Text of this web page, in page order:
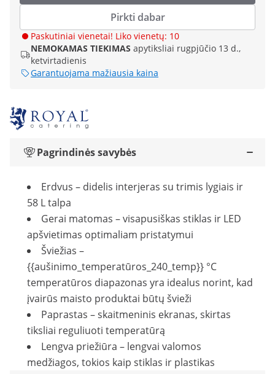
Pirkti dabar
Paskutiniai vienetai! Liko vienetų: 10
NEMOKAMAS TIEKIMAS apytiksliai rugpjūčio 13 d.,
ketvirtadienis
Garantuojama mažiausia kaina
Pagrindinės savybės
Erdvus – didelis interjeras su trimis lygiais ir
58 L talpa
Gerai matomas – visapusiškas stiklas ir LED
apšvietimas optimaliam pristatymui
Šviežias –
{{aušinimo_temperatūros_240_temp}} °C
temperatūros diapazonas yra idealus norint, kad
įvairūs maisto produktai būtų švieži
Paprastas – skaitmeninis ekranas, skirtas
tiksliai reguliuoti temperatūrą
Lengva priežiūra – lengvai valomos
medžiagos, tokios kaip stiklas ir plastikas